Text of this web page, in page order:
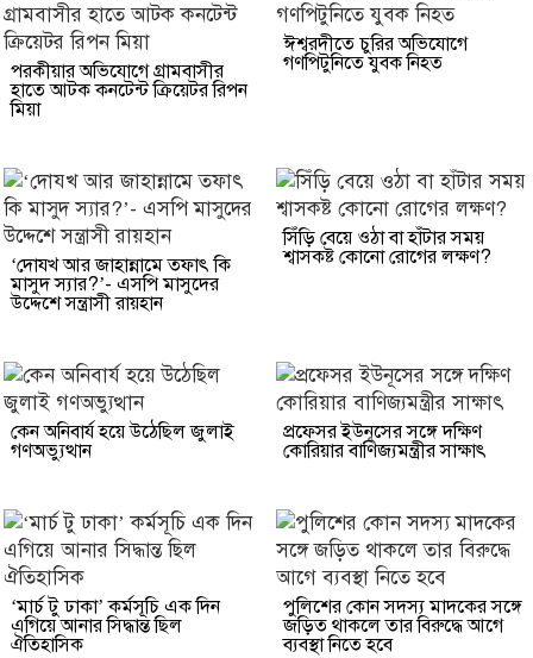
পরকীয়ার অভিযোগে গ্রামবাসীর
হাতে আটক কনটেন্ট ক্রিয়েটর রিপন
মিয়া
ঈশ্বরদীতে চুরির অভিযোগে
গণপিটুনিতে যুবক নিহত
‘দোযখ আর জাহান্নামে তফাৎ কি
মাসুদ স্যার?’- এসপি মাসুদের
উদ্দেশে সন্ত্রাসী রায়হান
সিঁড়ি বেয়ে ওঠা বা হাঁটার সময়
শ্বাসকষ্ট কোনো রোগের লক্ষণ?
কেন অনিবার্য হয়ে উঠেছিল জুলাই
গণঅভ্যুত্থান
প্রফেসর ইউনূসের সঙ্গে দক্ষিণ
কোরিয়ার বাণিজ্যমন্ত্রীর সাক্ষাৎ
‘মার্চ টু ঢাকা’ কর্মসূচি এক দিন
এগিয়ে আনার সিদ্ধান্ত ছিল
ঐতিহাসিক
পুলিশের কোন সদস্য মাদকের সঙ্গে
জড়িত থাকলে তার বিরুদ্ধে আগে
ব্যবস্থা নিতে হবে